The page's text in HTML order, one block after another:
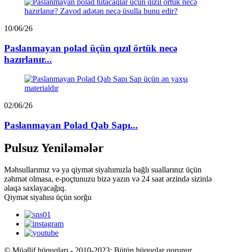
10/06/26
Paslanmayan polad üçün qızıl örtük necə
hazırlanır...
02/06/26
Paslanmayan Polad Qab Sapı...
Pulsuz Yeniləmələr
Məhsullarımız və ya qiymət siyahımızla bağlı suallarınız üçün
zəhmət olmasa, e-poçtunuzu bizə yazın və 24 saat ərzində sizinlə
əlaqə saxlayacağıq.
Qiymət siyahısı üçün sorğu
© Müəllif hüquqları - 2010-2023: Bütün hüquqlar qorunur.